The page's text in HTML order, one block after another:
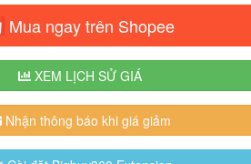
Cài đặt Extension
Mua ngay trên Shopee
XEM LỊCH SỬ GIÁ
Nhận thông báo khi giá giảm